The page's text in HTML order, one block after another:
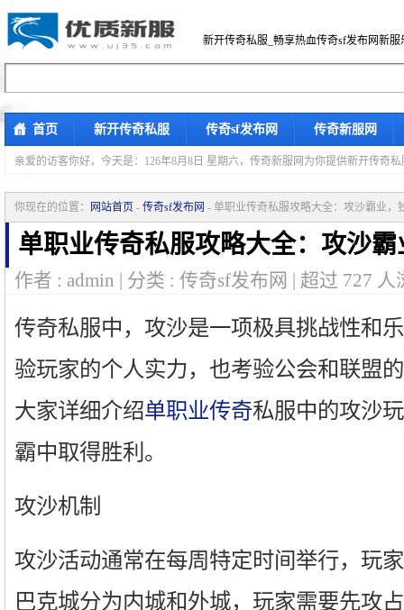
新开传奇私服_畅享热血传奇sf发布网新服
首页 新开传奇私服 传奇sf发布网 传奇新服网
亲爱的访客你好， 今天是：126年8月8日 星期六，传奇新服网为你提供新开传奇
你现在的位置： 网站首页 - 传奇sf发布网 - 单职业传奇私服攻略大全：攻沙霸业，
单职业传奇私服攻略大全：攻沙
作者 : admin | 分类 : 传奇sf发布网 | 超过 727 人
传奇私服中，攻沙是一项极具挑战性和
验玩家的个人实力，也考验公会和联盟
大家详细介绍单职业传奇私服中的攻沙
霸中取得胜利。
攻沙机制
攻沙活动通常在每周特定时间举行，玩
巴克城分为内城和外城，玩家需要先攻